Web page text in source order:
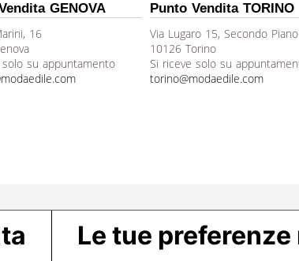
GENOVA
16
su appuntamento
Punto Vendita TORINO
Via Lugaro 15, Secondo Piano
10126 Torino
Si riceve solo su
torino@modaedile.com
Le tue